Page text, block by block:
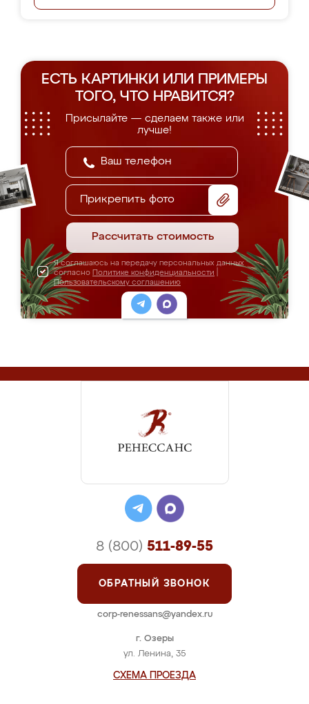
ЕСТЬ КАРТИНКИ ИЛИ ПРИМЕРЫ
ТОГО, ЧТО НРАВИТСЯ?
Присылайте — сделаем также или
лучше!
Прикрепить фото
Рассчитать стоимость
Я соглашаюсь на передачу персональных данных
согласно Политике конфиденциальности
Пользовательскому соглашению
г. Озеры
ул. Ленина, 35
СХЕМА ПРОЕЗДА
8 (800) 511-89-55
ОБРАТНЫЙ ЗВОНОК
corp-renessans@yandex.ru